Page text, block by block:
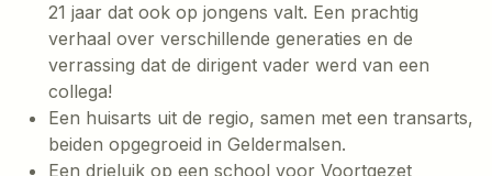
21 jaar dat ook op jongens valt. Een prachtig
verhaal over verschillende generaties en de
verrassing dat de dirigent vader werd van een
collega!
Een huisarts uit de regio, samen met een transarts,
beiden opgegroeid in Geldermalsen.
Een drieluik op een school voor Voortgezet